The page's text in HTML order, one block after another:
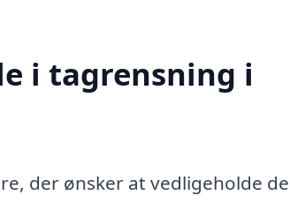
i tagrensning i
der ønsker at vedligeholde